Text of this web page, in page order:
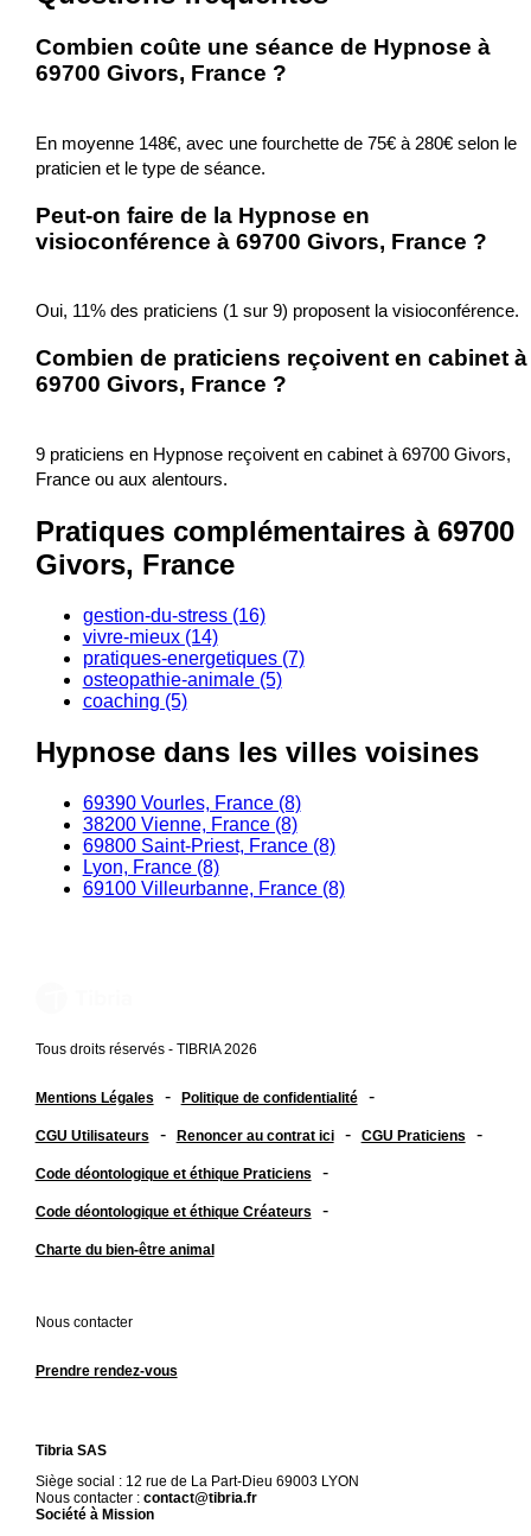
Combien coûte une séance de Hypnose à
69700 Givors, France ?
En moyenne 148€, avec une fourchette de 75€ à 280€ selon le
praticien et le type de séance.
Peut-on faire de la Hypnose en
visioconférence à 69700 Givors, France ?
Oui, 11% des praticiens (1 sur 9) proposent la visioconférence.
Combien de praticiens reçoivent en cabinet à
69700 Givors, France ?
9 praticiens en Hypnose reçoivent en cabinet à 69700 Givors,
France ou aux alentours.
Pratiques complémentaires à 69700
Givors, France
gestion-du-stress (16)
vivre-mieux (14)
pratiques-energetiques (7)
osteopathie-animale (5)
coaching (5)
Hypnose dans les villes voisines
69390 Vourles, France (8)
38200 Vienne, France (8)
69800 Saint-Priest, France (8)
Lyon, France (8)
69100 Villeurbanne, France (8)
Tous droits réservés - TIBRIA 2026
Mentions Légales - Politique de confidentialité -
CGU Utilisateurs - Renoncer au contrat ici - CGU Praticiens -
Code déontologique et éthique Praticiens -
Code déontologique et éthique Créateurs -
Charte du bien-être animal
Nous contacter
Prendre rendez-vous
Tibria SAS
Siège social : 12 rue de La Part-Dieu 69003 LYON
Nous contacter : contact@tibria.fr
Société à Mission